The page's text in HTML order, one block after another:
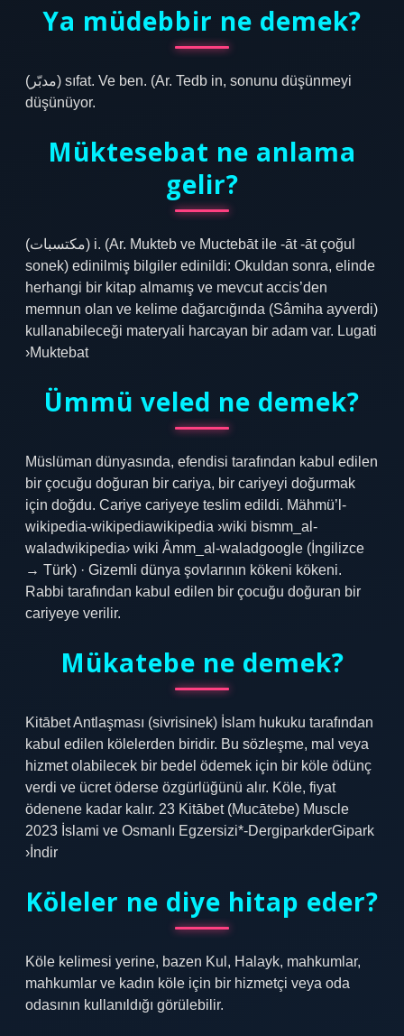
Ya müdebbir ne demek?
(ﻣﺪﺑّﺮ) sıfat. Ve ben. (Ar. Tedb in, sonunu düşünmeyi
düşünüyor.
Müktesebat ne anlama
gelir?
(ﻣﻜﺘﺴﺒﺎﺕ) i. (Ar. Mukteb ve Muctebāt ile -āt -āt çoğul
sonek) edinilmiş bilgiler edinildi: Okuldan sonra, elinde
herhangi bir kitap almamış ve mevcut accis’den
memnun olan ve kelime dağarcığında (Sâmiha ayverdi)
kullanabileceği materyali harcayan bir adam var. Lugati
›Muktebat
Ümmü veled ne demek?
Müslüman dünyasında, efendisi tarafından kabul edilen
bir çocuğu doğuran bir cariya, bir cariyeyi doğurmak
için doğdu. Cariye cariyeye teslim edildi. Mähmü’l-
wikipedia-wikipediawikipedia ›wiki bismm_al-
waladwikipedia› wiki Âmm_al-waladgoogle (İngilizce
→ Türk) · Gizemli dünya şovlarının kökeni kökeni.
Rabbi tarafından kabul edilen bir çocuğu doğuran bir
cariyeye verilir.
Mükatebe ne demek?
Kitābet Antlaşması (sivrisinek) İslam hukuku tarafından
kabul edilen kölelerden biridir. Bu sözleşme, mal veya
hizmet olabilecek bir bedel ödemek için bir köle ödünç
verdi ve ücret öderse özgürlüğünü alır. Köle, fiyat
ödenene kadar kalır. 23 Kitābet (Mucātebe) Muscle
2023 İslami ve Osmanlı Egzersizi*-DergiparkderGipark
›İndir
Köleler ne diye hitap eder?
Köle kelimesi yerine, bazen Kul, Halayk, mahkumlar,
mahkumlar ve kadın köle için bir hizmetçi veya oda
odasının kullanıldığı görülebilir.